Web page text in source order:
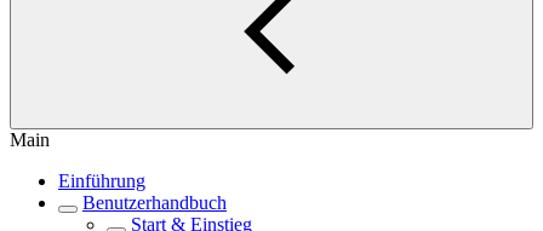
Main
Einführung
Benutzerhandbuch
Start & Einstieg